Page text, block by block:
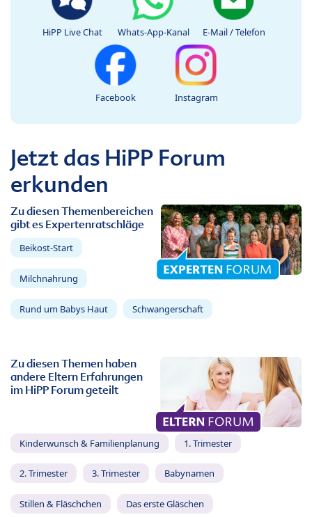
HiPP Live Chat Whats-App-Kanal E-Mail / Telefon
Facebook Instagram
Jetzt das HiPP Forum
erkunden
Zu diesen Themenbereichen
gibt es Expertenratschläge
Beikost-Start
Milchnahrung
Rund um Babys Haut Schwangerschaft
Zu diesen Themen haben
andere Eltern Erfahrungen
im HiPP Forum geteilt
Kinderwunsch & Familienplanung 1. Trimester
2. Trimester 3. Trimester Babynamen
Stillen & Fläschchen Das erste Gläschen